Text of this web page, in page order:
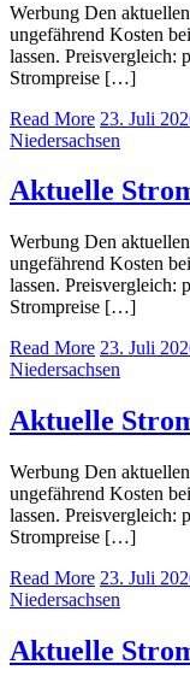
Werbung Den
ungefährend Kosten
lassen.
Strompreise […]
Read More 23. Juli
Niedersachsen
Aktuelle
Werbung Den
ungefährend Kosten
lassen.
Strompreise […]
Read More 23. Juli
Niedersachsen
Aktuelle
Werbung Den
ungefährend Kosten
lassen.
Strompreise […]
Read More 23. Juli
Niedersachsen
Aktuelle